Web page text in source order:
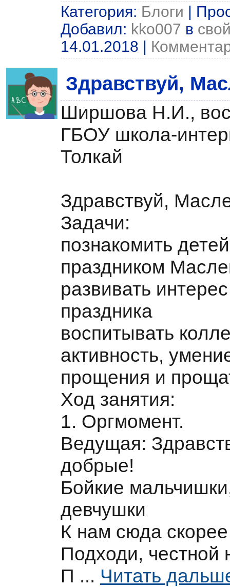
Категория: Блоги |
Добавил: kko007 в
14.01.2018 |
Здравствуй,
Ширшова Н.И.,
ГБОУ школа-
Толкай
Здравствуй,
Задачи:
познакомить
праздником
развивать
праздника
воспитывать
активность,
прощения и
Ход занятия:
1. Оргмомент.
Ведущая:
добрые!
Бойкие
девчушки
К нам сюда
Подходи, честной
П ... Читать